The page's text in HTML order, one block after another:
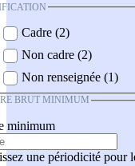
Cadre (2)
Non cadre (2)
Non renseignée (1)
BRUT MINIMUM
minimum
une périodicité pour